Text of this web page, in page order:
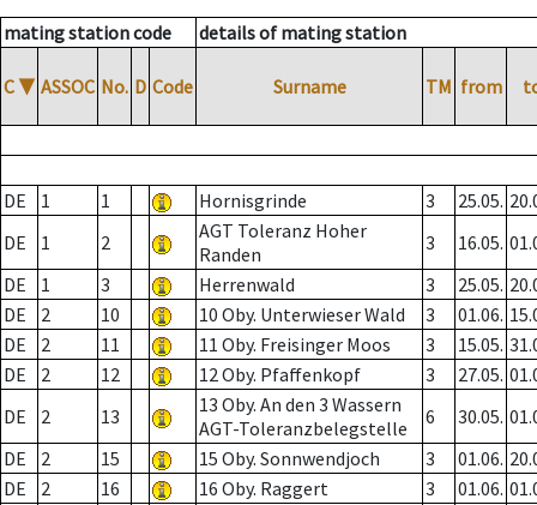
mating station code details of mating station
C ▼ ASSOC No. D Code Surname TM from
DE 1 1 Hornisgrinde 3 25.05.
DE
1 2
AGT Toleranz Hoher
Randen
3 16.05.
DE
1 3 Herrenwald 3 25.05.
DE
2 10 10 Oby. Unterwieser Wald 3 01.06.
DE
2 11 11 Oby. Freisinger Moos 3 15.05.
DE
2 12 12 Oby. Pfaffenkopf 3 27.05.
DE
2 13
13 Oby. An den 3 Wassern
AGT-Toleranzbelegstelle
6 30.05.
DE
2 15 15 Oby. Sonnwendjoch 3 01.06.
DE
2 16 16 Oby. Raggert 3 01.06.